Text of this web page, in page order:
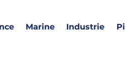
Marine Industrie